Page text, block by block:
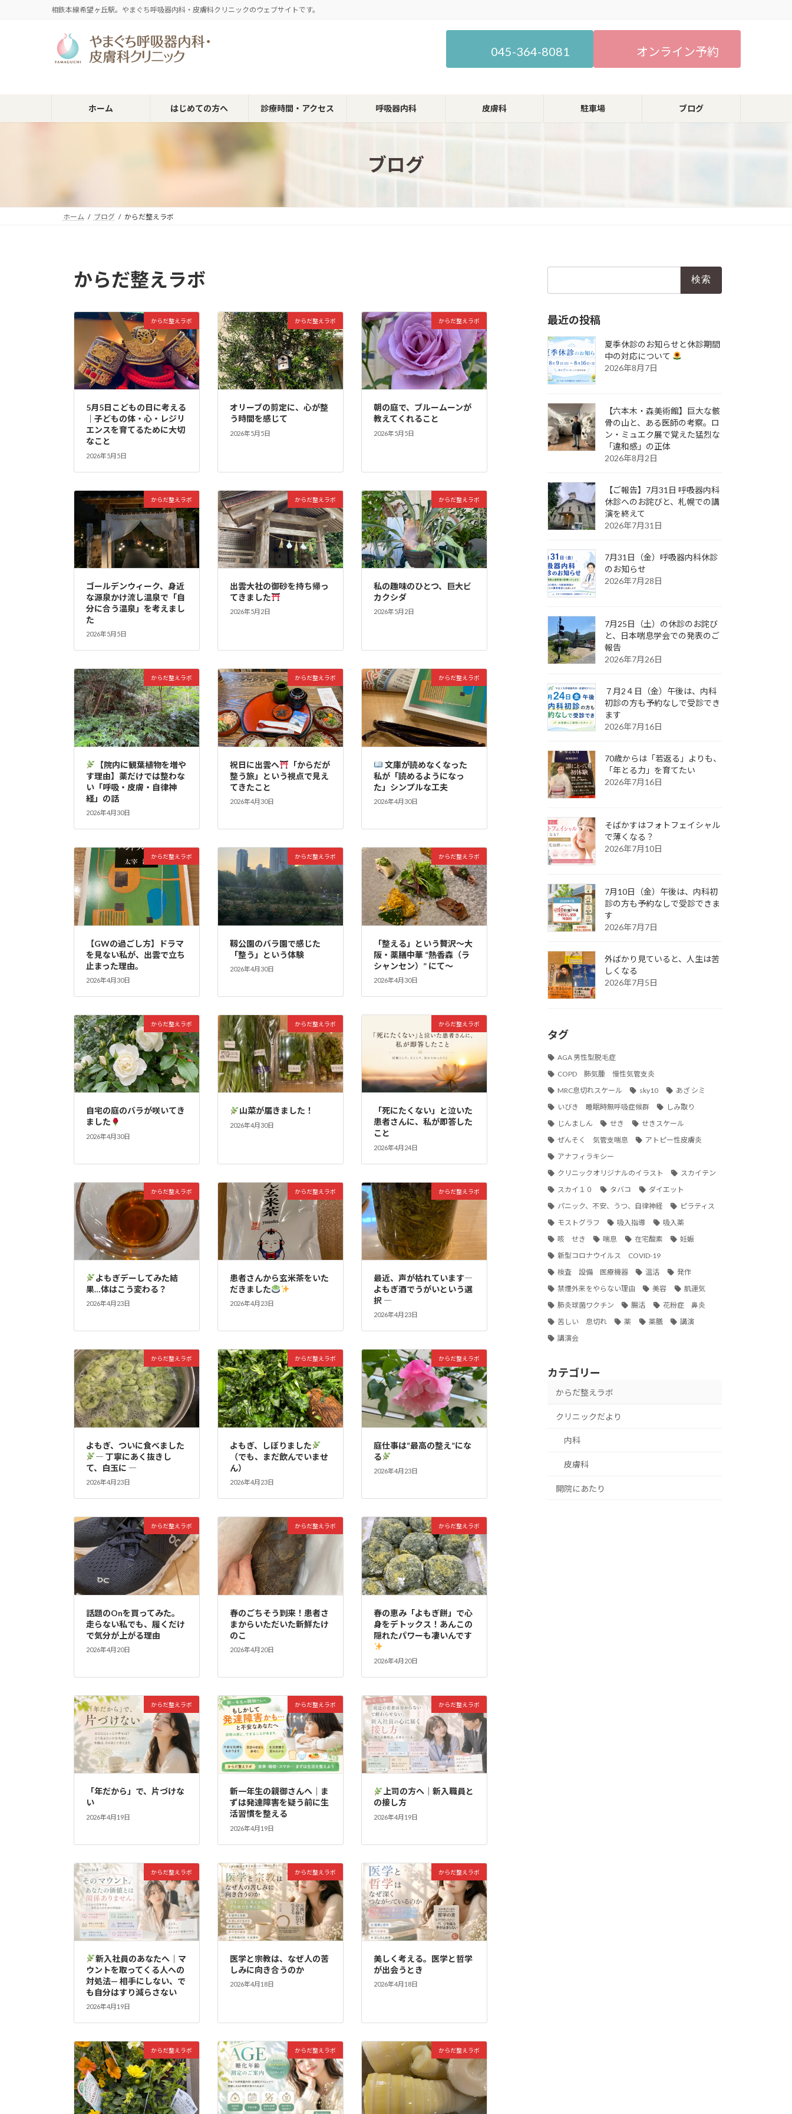
ッ
移
相鉄本線希望ヶ丘駅。やまぐち呼吸器内科・皮膚科クリニックのウェブサイトです。
045-364-8081 オンライン予約
ホーム はじめての方へ 診療時間・アクセス 呼吸器内科 皮膚科 駐車場 ブログ
ブログ
ホーム ブログ からだ整えラボ
からだ整えラボ
からだ整えラボ
5月5日こどもの日に考える
｜子どもの体・心・レジリ
エンスを育てるために大切
なこと
2026年5月5日
からだ整えラボ
オリーブの剪定に、心が整
う時間を感じて
2026年5月5日
からだ整えラボ
朝の庭で、ブルームーンが
教えてくれること
2026年5月5日
からだ整えラボ
ゴールデンウィーク、身近
な源泉かけ流し温泉で「自
分に合う温泉」を考えまし
た
2026年5月5日
からだ整えラボ
出雲大社の御砂を持ち帰っ
てきました
2026年5月2日
からだ整えラボ
私の趣味のひとつ、巨大ビ
カクシダ
2026年5月2日
からだ整えラボ
【院内に観葉植物を増や
す理由】薬だけでは整わな
い「呼吸・皮膚・自律神
経」の話
2026年4月30日
からだ整えラボ
祝日に出雲へ
「からだが
整う旅」という視点で見え
てきたこと
2026年4月30日
からだ整えラボ
文庫が読めなくなった
私が「読めるようになっ
た」シンプルな工夫
2026年4月30日
からだ整えラボ
【GWの過ごし方】ドラマ
を見ない私が、出雲で立ち
止まった理由。
2026年4月30日
からだ整えラボ
靱公園のバラ園で感じた
「整う」という体験
2026年4月30日
からだ整えラボ
「整える」という贅沢〜大
阪・薬膳中華 “熱香森（ラ
シャンセン）” にて〜
2026年4月30日
からだ整えラボ
自宅の庭のバラが咲いてき
ました
2026年4月30日
からだ整えラボ
山菜が届きました！
2026年4月30日
からだ整えラボ
「死にたくない」と泣いた
患者さんに、私が即答した
こと
2026年4月24日
からだ整えラボ
よもぎデーしてみた結
果…体はこう変わる？
2026年4月23日
からだ整えラボ
患者さんから玄米茶をいた
だきました
2026年4月23日
からだ整えラボ
最近、声が枯れています―
よもぎ酒でうがいという選
択 ―
2026年4月23日
からだ整えラボ
よもぎ、ついに食べました
― 丁寧にあく抜きし
て、白玉に ―
2026年4月23日
からだ整えラボ
よもぎ、しぼりました
（でも、まだ飲んでいませ
ん）
2026年4月23日
からだ整えラボ
庭仕事は“最高の整え”にな
る
2026年4月23日
からだ整えラボ
話題のOnを買ってみた。
走らない私でも、履くだけ
で気分が上がる理由
2026年4月20日
からだ整えラボ
春のごちそう到来！患者さ
まからいただいた新鮮たけ
のこ
2026年4月20日
からだ整えラボ
春の恵み「よもぎ餅」で心
身をデトックス！あんこの
隠れたパワーも凄いんです
2026年4月20日
からだ整えラボ
「年だから」で、片づけな
い
2026年4月19日
からだ整えラボ
新一年生の親御さんへ｜ま
ずは発達障害を疑う前に生
活習慣を整える
2026年4月19日
からだ整えラボ
上司の方へ｜新入職員と
の接し方
2026年4月19日
からだ整えラボ
新入社員のあなたへ｜マ
ウントを取ってくる人への
対処法— 相手にしない、で
も自分はすり減らさない
2026年4月19日
からだ整えラボ
医学と宗教は、なぜ人の苦
しみに向き合うのか
2026年4月18日
からだ整えラボ
美しく考える。医学と哲学
が出会うとき
2026年4月18日
からだ整えラボ からだ整えラボ からだ整えラボ
最近の投稿
夏季休診のお知らせと休診期間
中の対応について
2026年8月7日
【六本木・森美術館】巨大な骸
骨の山と、ある医師の考察。ロ
ン・ミュエク展で覚えた猛烈な
「違和感」の正体
2026年8月2日
【ご報告】7月31日 呼吸器内科
休診へのお詫びと、札幌での講
演を終えて
2026年7月31日
7月31日（金）呼吸器内科休診
のお知らせ
2026年7月28日
7月25日（土）の休診のお詫び
と、日本喘息学会での発表のご
報告
2026年7月26日
７月2４日（金）午後は、内科
初診の方も予約なしで受診でき
ます
2026年7月16日
70歳からは「若返る」よりも、
「年とる力」を育てたい
2026年7月16日
そばかすはフォトフェイシャル
で薄くなる？
2026年7月10日
7月10日（金）午後は、内科初
診の方も予約なしで受診できま
す
2026年7月7日
外ばかり見ていると、人生は苦
しくなる
2026年7月5日
タグ
AGA 男性型脱毛症
COPD 肺気腫 慢性気管支炎
MRC息切れスケール
sky10
あざ シミ
いびき 睡眠時無呼吸症候群
しみ取り
じんましん
せき
せきスケール
ぜんそく 気管支喘息
アトピー性皮膚炎
アナフィラキシー
クリニックオリジナルのイラスト
スカイテン
スカイ１０
タバコ
ダイエット
パニック、不安、うつ、自律神経
ピラティス
モストグラフ
吸入指導
吸入薬
咳 せき
喘息 在宅酸素
妊娠
新型コロナウイルス COVID-19
検査 設備 医療機器
温活
発作
禁煙外来をやらない理由
美容
肌運気
肺炎球菌ワクチン
腸活
花粉症 鼻炎
苦しい 息切れ
薬 薬膳
講演
講演会
カテゴリー
からだ整えラボ
クリニックだより
内科
皮膚科
開院にあたり